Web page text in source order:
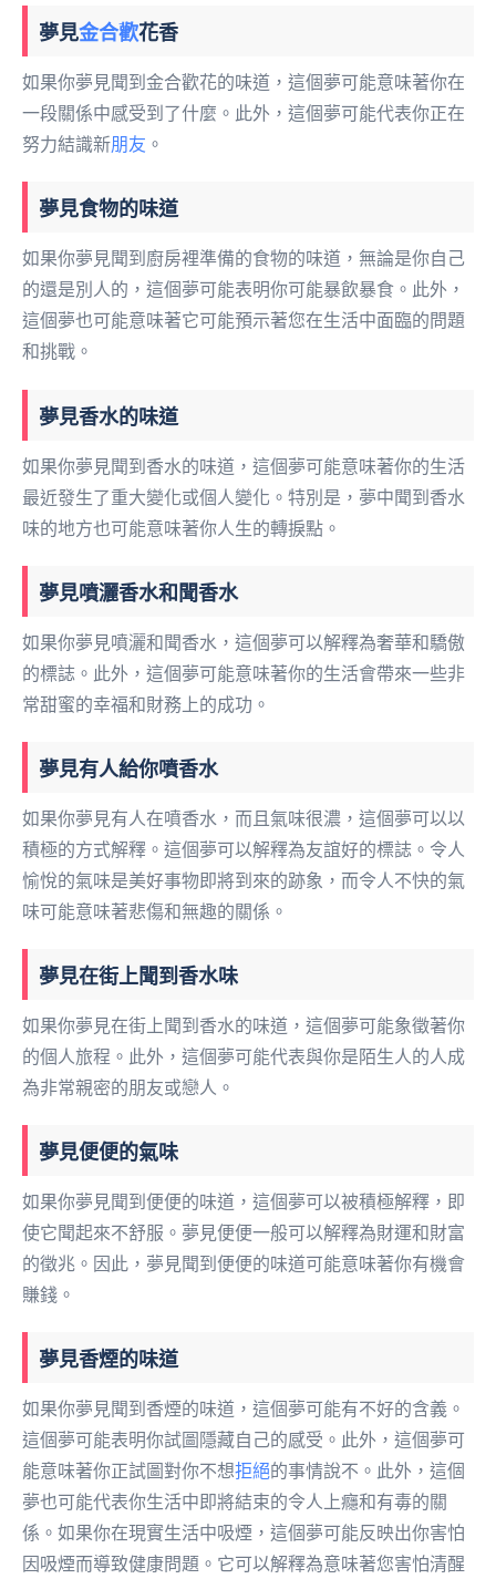
夢見金合歡花香
如果你夢見聞到金合歡花的味道，這個夢可能意味著你在
一段關係中感受到了什麼。此外，這個夢可能代表你正在
努力結識新朋友 。
夢見食物的味道
如果你夢見聞到廚房裡準備的食物的味道，無論是你自己
的還是別人的，這個夢可能表明你可能暴飲暴食。此外，
這個夢也可能意味著它可能預示著您在生活中面臨的問題
和挑戰。
夢見香水的味道
如果你夢見聞到香水的味道，這個夢可能意味著你的生活
最近發生了重大變化或個人變化。特別是，夢中聞到香水
味的地方也可能意味著你人生的轉捩點。
夢見噴灑香水和聞香水
如果你夢見噴灑和聞香水，這個夢可以解釋為奢華和驕傲
的標誌。此外，這個夢可能意味著你的生活會帶來一些非
常甜蜜的幸福和財務上的成功。
夢見有人給你噴香水
如果你夢見有人在噴香水，而且氣味很濃，這個夢可以以
積極的方式解釋。這個夢可以解釋為友誼好的標誌。令人
愉悅的氣味是美好事物即將到來的跡象，而令人不快的氣
味可能意味著悲傷和無趣的關係。
夢見在街上聞到香水味
如果你夢見在街上聞到香水的味道，這個夢可能象徵著你
的個人旅程。此外，這個夢可能代表與你是陌生人的人成
為非常親密的朋友或戀人。
夢見便便的氣味
如果你夢見聞到便便的味道，這個夢可以被積極解釋，即
使它聞起來不舒服。夢見便便一般可以解釋為財運和財富
的徵兆。因此，夢見聞到便便的味道可能意味著你有機會
賺錢。
夢見香煙的味道
如果你夢見聞到香煙的味道，這個夢可能有不好的含義。
這個夢可能表明你試圖隱藏自己的感受。此外，這個夢可
能意味著你正試圖對你不想拒絕的事情說不。此外，這個
夢也可能代表你生活中即將結束的令人上癮和有毒的關
係。如果你在現實生活中吸煙，這個夢可能反映出你害怕
因吸煙而導致健康問題。它可以解釋為意味著您害怕清醒